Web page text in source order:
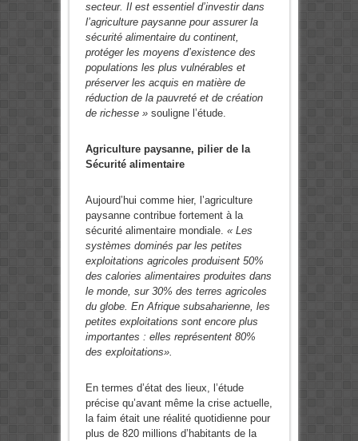
secteur. Il est essentiel d’investir dans
l’agriculture paysanne pour assurer la
sécurité alimentaire du continent,
protéger les moyens d’existence des
populations les plus vulnérables et
préserver les acquis en matière de
réduction de la pauvreté et de création
de richesse » souligne l’étude.
Agriculture paysanne, pilier de la
Sécurité alimentaire
Aujourd’hui comme hier, l’agriculture
paysanne contribue fortement à la
sécurité alimentaire mondiale. « Les
systèmes dominés par les petites
exploitations agricoles produisent 50%
des calories alimentaires produites dans
le monde, sur 30% des terres agricoles
du globe. En Afrique subsaharienne, les
petites exploitations sont encore plus
importantes : elles représentent 80%
des exploitations».
En termes d’état des lieux, l’étude
précise qu’avant même la crise actuelle,
la faim était une réalité quotidienne pour
plus de 820 millions d’habitants de la